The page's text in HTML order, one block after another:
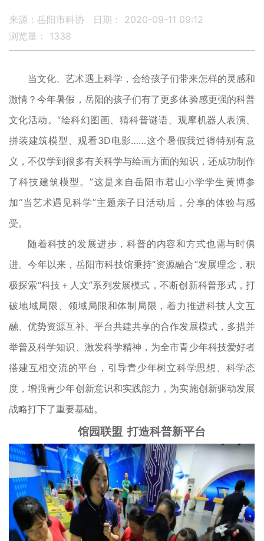
来源：岳阳市科协
日期： 2020-09-11 09:12
浏览量： 1338
当文化、艺术遇上科学，会给孩子们带来怎样的灵感和
激情？今年暑假，岳阳的孩子们有了更多体验感更强的科普
文化活动。“绘科幻图画、猜科普谜语、观摩机器人表演、
拼装建筑模型、观看3D电影……这个暑假我过得特别有意
义，不仅学到很多有关科学与绘画方面的知识，还成功制作
了科技建筑模型。”这是来自岳阳市君山小学学生黄博参
加“当艺术遇见科学”主题亲子日活动后，分享的体验与感
受。
随着科技的发展进步，科普的内容和方式也需与时俱
进。今年以来，岳阳市科技馆秉持“资源融合”发展理念，积
极探索“科技＋人文”系列发展模式，不断创新科普形式，打
破地域局限、领域局限和体制局限，着力推进科技人文互
融、优势资源互补、平台共建共享的合作发展模式，多措并
举普及科学知识、激发科学精神，为全市青少年科技爱好者
搭建互相交流的平台，引导青少年树立科学思想、科学态
度，增强青少年创新意识和实践能力，为实施创新驱动发展
战略打下了重要基础。
馆园联盟 打造科普新平台